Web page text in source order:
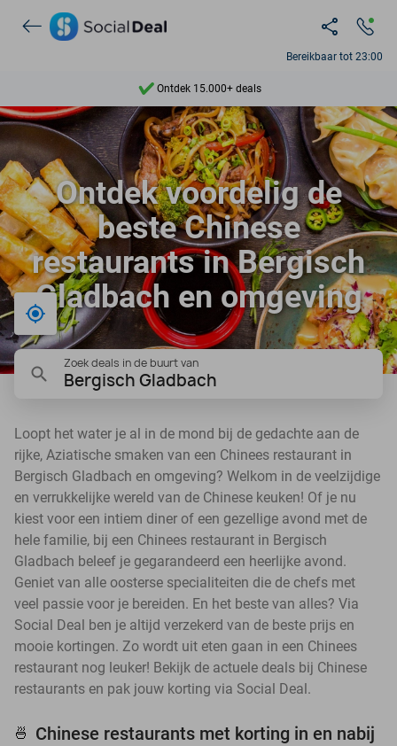
Bereikbaar tot 23:00
Ontdek 15.000+ deals
7 dagen per week beschikbaar
10+ miljoen leden
9,4
Ontdek 15.000+ deals
Ontdek voordelig de
beste Chinese
restaurants in Bergisch
Gladbach en omgeving
Bij mij in de buurt
Zoek deals in de buurt van
Bergisch Gladbach
Loopt het water je al in de mond bij de gedachte aan de
rijke, Aziatische smaken van een Chinees restaurant in
Bergisch Gladbach en omgeving? Welkom in de veelzijdige
en verrukkelijke wereld van de Chinese keuken! Of je nu
kiest voor een intiem diner of een gezellige avond met de
hele familie, bij een Chinees restaurant in Bergisch
Gladbach beleef je gegarandeerd een heerlijke avond.
Geniet van alle oosterse specialiteiten die de chefs met
veel passie voor je bereiden. En het beste van alles? Via
Social Deal ben je altijd verzekerd van de beste prijs en
mooie kortingen. Zo wordt uit eten gaan in een Chinees
restaurant nog leuker! Bekijk de actuele deals bij Chinese
restaurants en pak jouw korting via Social Deal.
🍜
Chinese restaurants met korting in en nabij